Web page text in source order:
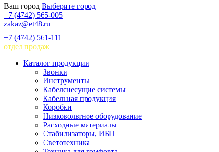
Ваш город Выберите город
+7 (4742) 565-005
zakaz@et48.ru
+7 (4742) 561-111
отдел продаж
Каталог продукции
Звонки
Инструменты
Кабеленесущие системы
Кабельная продукция
Коробки
Низковольтное оборудование
Расходные материалы
Стабилизаторы, ИБП
Светотехника